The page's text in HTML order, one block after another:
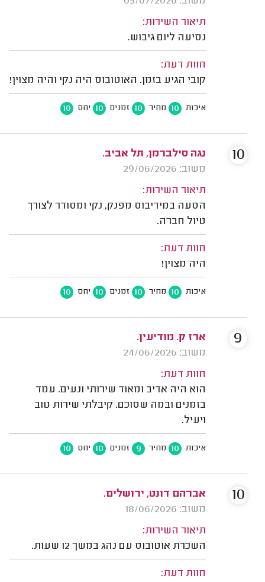
תיאור השירות:
נסיעה ליום גיבוש.
חוות דעת:
קובי הגיע בזמן. האוטובוס היה נקי והיה מצוין!
איכות 10 מחיר 10 זמנים 10 יחס 10
נגה סילברמן, תל אביב.
משוב: 29/06/2026
תיאור השירות:
הסעה במידיבוס מפנק, נקי ומסודר לצורך
טיול חברה.
חוות דעת:
היה מצוין!
איכות 10 מחיר 10 זמנים 10 יחס 10
10
ארז ק. מודיעין.
משוב: 24/06/2026
חוות דעת:
הוא היה אדיב ומאוד שירותי ונעים. עמד
בזמנים ובמה שסוכם. קיבלתי שירות טוב
ויעיל.
איכות 10 מחיר 9 זמנים 10 יחס 10
9
אברהם דונט, ירושלים.
משוב: 18/06/2026
תיאור השירות:
השכרת אוטובוס עם נהג במשך 12 שעות.
חוות דעת:
10